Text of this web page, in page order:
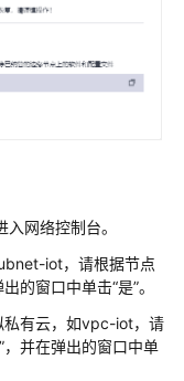
入网络控制台。
iot，请根据节点
的窗口中单击“是”。
私有云，如vpc-iot，请
，并在弹出的窗口中单